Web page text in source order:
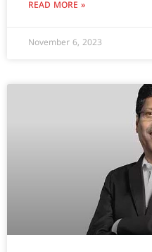
READ MORE »
November 6, 2023